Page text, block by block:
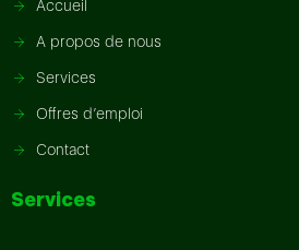
Accueil
A propos de nous
Services
Offres d’emploi
Contact
Services